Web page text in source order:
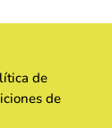
de
de